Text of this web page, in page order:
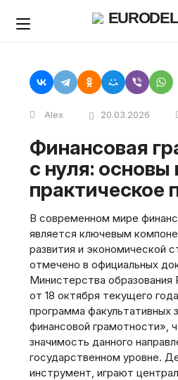
Alex 20.03.2026
Финансовая грамотность
с нуля: основы
практическое
В современном мире
является ключевым
развития и экономической
отмечено в официальных
Министерства образования
от 18 октября текущего
программа факультативных
финансовой грамотности»‚
значимость данного
государственном уровне.
инструмент‚ играют